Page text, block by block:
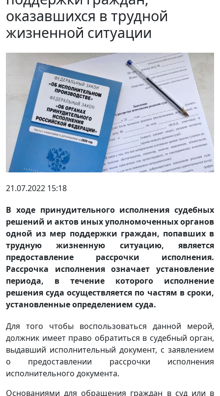
оказавшихся в трудной
жизненной ситуации
21.07.2022 15:18
В ходе принудительного исполнения судебных
решений и актов иных уполномоченных органов
одной из мер поддержки граждан, попавших в
трудную жизненную ситуацию, является
предоставление рассрочки исполнения.
Рассрочка исполнения означает установление
периода, в течение которого исполнение
решения суда осуществляется по частям в сроки,
установленные определением суда.
Для того чтобы воспользоваться данной мерой,
должник имеет право обратиться в судебный орган,
выдавший исполнительный документ, с заявлением
о предоставлении рассрочки исполнения
исполнительного документа.
Основаниями для обращения граждан в суд или в